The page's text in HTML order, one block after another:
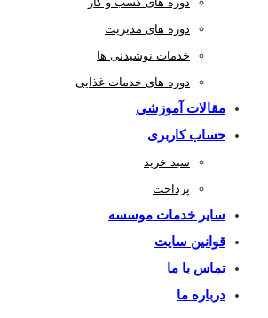
دوره های مدیریت
خدمات نوشیدنی ها
دوره های خدمات غذایی
مقالات آموزشی
حساب کاربری
سبد خرید
پرداخت
سایر خدمات موسسه
قوانین سایت
تماس با ما
درباره ما